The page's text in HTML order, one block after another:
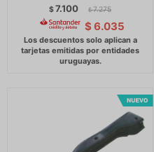
$7.100 $ 7.275
$ 6.035